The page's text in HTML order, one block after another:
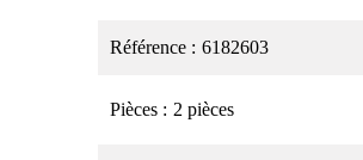
Référence 6182603
Pièces 2 pièces